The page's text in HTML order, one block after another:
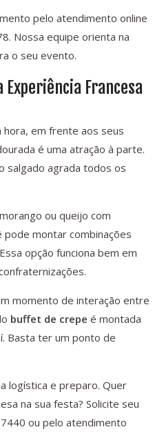
pelo atendimento online
Nossa equipe orienta na
o seu evento.
Experiência Francesa
em frente aos seus
é uma atração à parte.
salgado agrada todos os
ou queijo com
pode montar combinações
opção funciona bem em
momento de interação entre
buffet de crepe é montada
Basta ter um ponto de
logística e preparo. Quer
na sua festa? Solicite seu
ou pelo atendimento